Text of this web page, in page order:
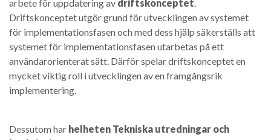
arbete för uppdatering av driftskonceptet.
Driftskonceptet utgör grund för utvecklingen av systemet
för implementationsfasen och med dess hjälp säkerställs att
systemet för implementationsfasen utarbetas på ett
användarorienterat sätt. Därför spelar driftskonceptet en
mycket viktig roll i utvecklingen av en framgångsrik
implementering.
Dessutom har helheten Tekniska utredningar och